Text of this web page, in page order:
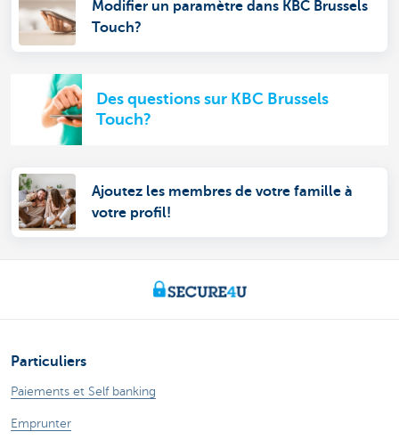
Modifier un paramètre dans KBC Brussels
Touch?
Des questions sur KBC Brussels
Touch?
Ajoutez les membres de votre famille à
votre profil!
Particuliers
Paiements et Self banking
Emprunter